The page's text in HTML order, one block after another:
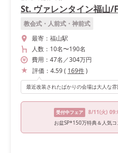
St. ヴァレンタイン福山/
教会式・人前式・神前式
最寄： 福山駅
人数： 10名〜190名
費用： 47名 ／304万円
評価： 4.59( 169件)
受付中フェア 8/11(火)